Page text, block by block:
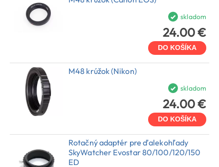
skladom
24.00 €
DO KOŠÍKA
M48 krúžok (Nikon)
skladom
24.00 €
DO KOŠÍKA
Rotačný adaptér pre ďalekohľady
SkyWatcher Evostar 80/100/120/150
ED